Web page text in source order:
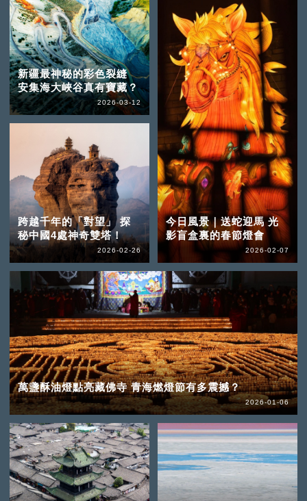
新疆最神秘的彩色裂縫
安集海大峽谷真有寶藏？
2026-03-12
跨越千年的「對望」 探
秘中國4處神奇雙塔！
2026-02-26
今日風景｜送蛇迎馬 光
影盲盒裏的春節燈會
2026-02-07
萬盞酥油燈點亮藏佛寺 青海燃燈節有多震撼？
2026-01-06